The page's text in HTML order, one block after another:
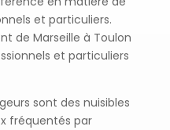
et particuliers.
de Marseille à Toulon
et particuliers
sont des nuisibles
fréquentés par